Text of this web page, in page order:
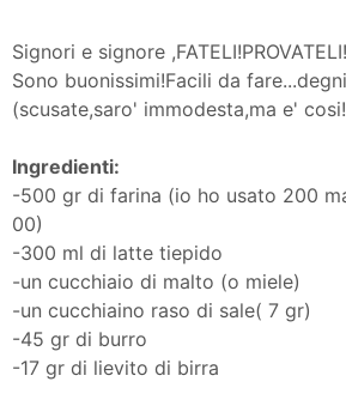
Signori e signore ,FATELI!PROVATELI!
Sono buonissimi!Facili da
(scusate,saro' immodesta,ma e'
Ingredienti:
-500 gr di farina (io ho usato 200
00)
-300 ml di latte tiepido
-un cucchiaio di malto (o miele)
-un cucchiaino raso di sale( 7 gr)
-45 gr di burro
-17 gr di lievito di birra